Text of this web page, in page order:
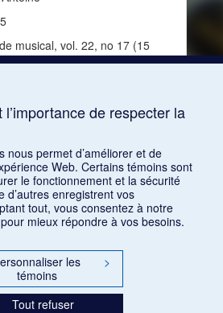
musical, vol. 22, no 17 (15
l’importance de respecter la
nous permet d’améliorer et de
Web. Certains témoins sont
le fonctionnement et la sécurité
d’autres enregistrent vos
tout, vous consentez à notre
mieux répondre à vos besoins.
les
témoins
>
Tout refuser